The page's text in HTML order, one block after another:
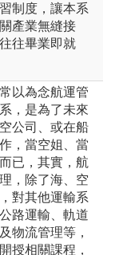
制度，讓本系
產業無縫接
往畢業即就
以為念航運管
，是為了未來
公司、或在船
作，當空姐、當
已，其實，航
，除了海、空
對其他運輸系
路運輸、軌道
物流管理等，
授相關課程，